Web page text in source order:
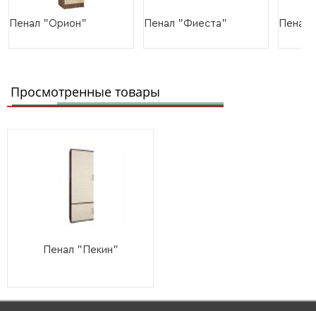
Пенал "Орион" Пенал "Фиеста" Пенал
Просмотренные товары
Пенал "Пекин"